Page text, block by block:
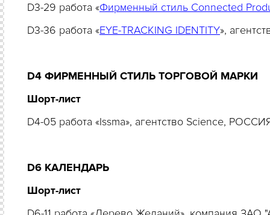
D3-29 работа «Фирменный стиль Connected
D3-36 работа «EYE-TRACKING IDENTITY»,
D4 ФИРМЕННЫЙ СТИЛЬ ТОРГОВОЙ МАРКИ
Шорт-лист
D4-05 работа «Issma», агентство Science,
D6 КАЛЕНДАРЬ
Шорт-лист